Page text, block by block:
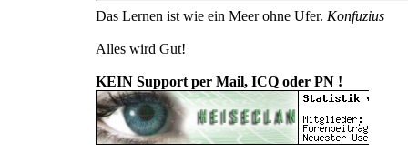
Das Lernen ist wie ein Meer ohne Ufer. Konfuzius
Alles wird Gut!
KEIN Support per Mail, ICQ oder PN !